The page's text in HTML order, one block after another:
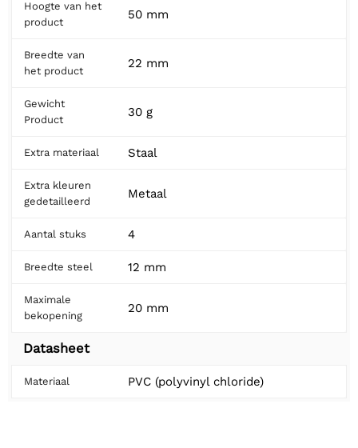
Hoogte van het
product
50 mm
Breedte van
het product
22 mm
Gewicht
Product
30 g
Extra materiaal Staal
Extra kleuren
gedetailleerd
Metaal
Aantal stuks 4
Breedte steel 12 mm
Maximale
bekopening
20 mm
Datasheet
Materiaal PVC (polyvinyl chloride)